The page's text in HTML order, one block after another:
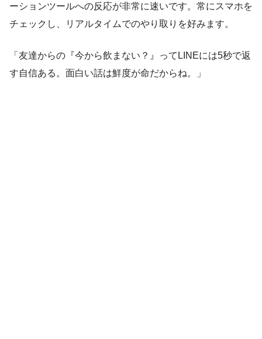
ーションツールへの反応が非常に速いです。常にスマホを
チェックし、リアルタイムでのやり取りを好みます。
「友達からの『今から飲まない？』ってLINEには5秒で返
す自信ある。面白い話は鮮度が命だからね。」